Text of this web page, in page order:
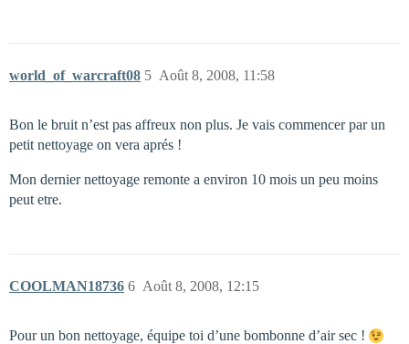
world_of_warcraft08 Août 8, 2008, 11:58
5
Bon le bruit n’est pas affreux non plus. Je vais commencer par un
petit nettoyage on vera aprés !
Mon dernier nettoyage remonte a environ 10 mois un peu moins
peut etre.
COOLMAN18736 Août 8, 2008, 12:15
6
Pour un bon nettoyage, équipe toi d’une bombonne d’air sec !